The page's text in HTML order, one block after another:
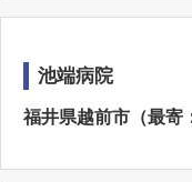
池端病院
福井県越前市（最寄